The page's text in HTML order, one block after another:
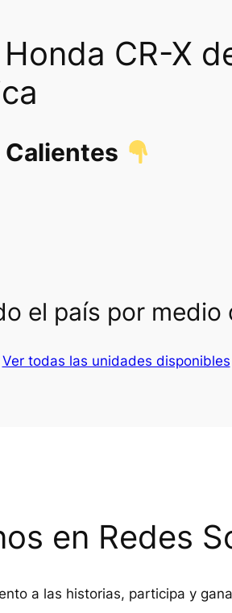
CR-X
Calientes
el país por medio
Ver todas las unidades disponibles
en Redes
a las historias, participa y